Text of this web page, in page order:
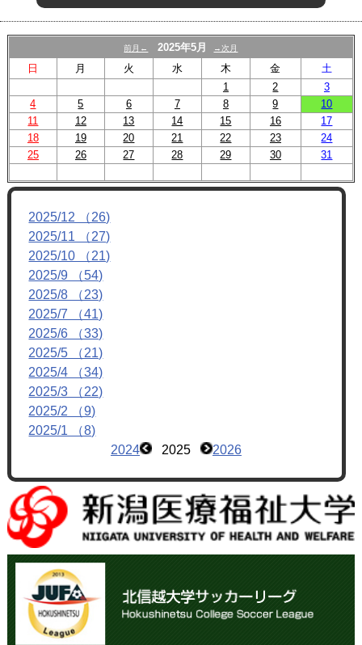
前月← 2025年5月 →次月
日 月 火 水 木 金
土
1
2
3
4
5 6 7 8 9
10
11
12 13 14 15 16
17
18
19 20 21 22 23
24
25
26 27 28 29 30 31
2025/12 （26)
2025/11 （27)
2025/10 （21)
2025/9 （54)
2025/8 （23)
2025/7 （41)
2025/6 （33)
2025/5 （21)
2025/4 （34)
2025/3 （22)
2025/2 （9)
2025/1 （8)
2024
2025 2026